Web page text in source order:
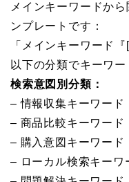
メインキーワードか
ンプレートです：
「メインキーワード
以下の分類でキーワ
検索意図別分類：
– 情報収集キーワー
– 商品比較キーワー
– 購入意図キーワー
– ローカル検索キーワ